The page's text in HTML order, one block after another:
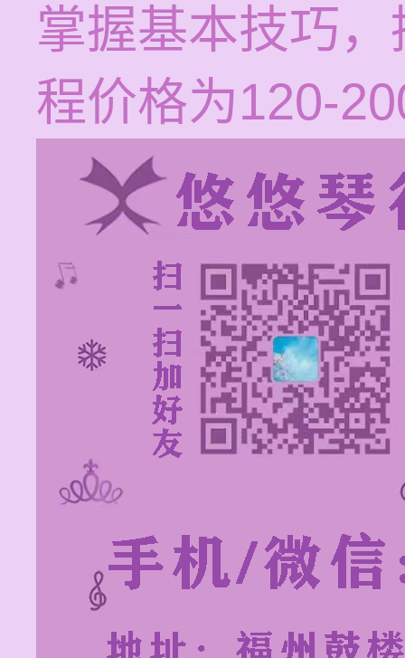
掌握基本技巧
程价格为120-